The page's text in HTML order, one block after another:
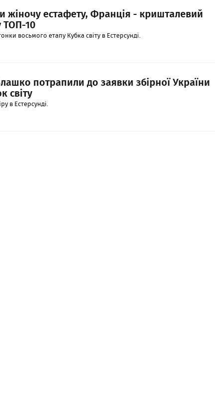
жіночу естафету, Франція - кришталевий
ТОП-10
восьмого етапу Кубка світу в Естерсунді.
потрапили до заявки збірної України
світу
в Естерсунді.